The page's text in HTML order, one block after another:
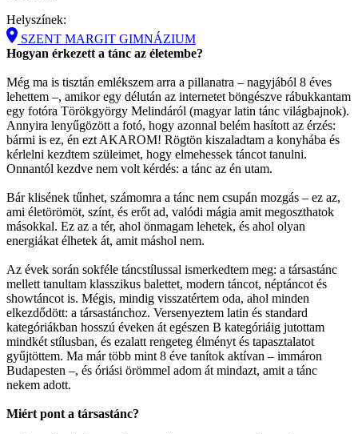
Helyszínek:
SZENT MARGIT GIMNÁZIUM
Hogyan érkezett a tánc az életembe?
Még ma is tisztán emlékszem arra a pillanatra – nagyjából 8 éves
lehettem –, amikor egy délután az internetet böngészve rábukkantam
egy fotóra Törökgyörgy Melindáról (magyar latin tánc világbajnok).
Annyira lenyűgözött a fotó, hogy azonnal belém hasított az érzés:
bármi is ez, én ezt AKAROM! Rögtön kiszaladtam a konyhába és
kérlelni kezdtem szüleimet, hogy elmehessek táncot tanulni.
Onnantól kezdve nem volt kérdés: a tánc az én utam.
Bár klisének tűnhet, számomra a tánc nem csupán mozgás – ez az,
ami életörömöt, színt, és erőt ad, valódi mágia amit megoszthatok
másokkal. Ez az a tér, ahol önmagam lehetek, és ahol olyan
energiákat élhetek át, amit máshol nem.
Az évek során sokféle táncstílussal ismerkedtem meg: a társastánc
mellett tanultam klasszikus balettet, modern táncot, néptáncot és
showtáncot is. Mégis, mindig visszatértem oda, ahol minden
elkezdődött: a társastánchoz. Versenyeztem latin és standard
kategóriákban hosszú éveken át egészen B kategóriáig jutottam
mindkét stílusban, és ezalatt rengeteg élményt és tapasztalatot
gyűjtöttem. Ma már több mint 8 éve tanítok aktívan – immáron
Budapesten –, és óriási örömmel adom át mindazt, amit a tánc
nekem adott.
Miért pont a társastánc?